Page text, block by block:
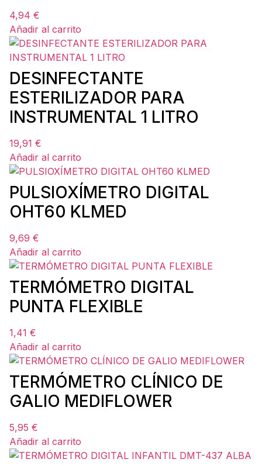
4,94 €
Añadir al carrito
DESINFECTANTE
ESTERILIZADOR PARA
INSTRUMENTAL 1 LITRO
19,91 €
Añadir al carrito
PULSIOXÍMETRO DIGITAL
OHT60 KLMED
9,69 €
Añadir al carrito
TERMÓMETRO DIGITAL
PUNTA FLEXIBLE
1,41 €
Añadir al carrito
TERMÓMETRO CLÍNICO DE
GALIO MEDIFLOWER
5,95 €
Añadir al carrito